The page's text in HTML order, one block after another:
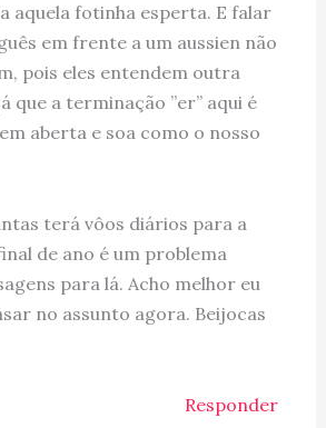
aquela fotinha esperta. E falar
em frente a um aussien não
pois eles entendem outra
que a terminação ”er” aqui é
aberta e soa como o nosso
terá vôos diários para a
de ano é um problema
para lá. Acho melhor eu
no assunto agora. Beijocas
Responder